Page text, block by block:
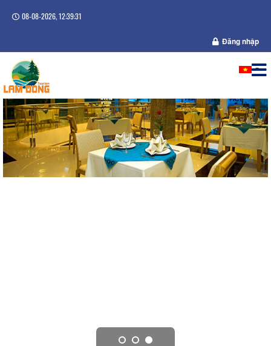
08-08-2026, 12:39:31
Đăng nhập